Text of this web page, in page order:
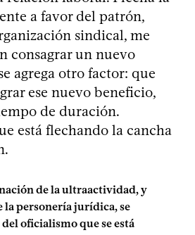
a favor del patrón,
sindical, me
consagrar un nuevo
agrega otro factor: que
ese nuevo beneficio,
de duración.
está flechando la cancha
de la ultraactividad, y
la personería jurídica, se
oficialismo que se está